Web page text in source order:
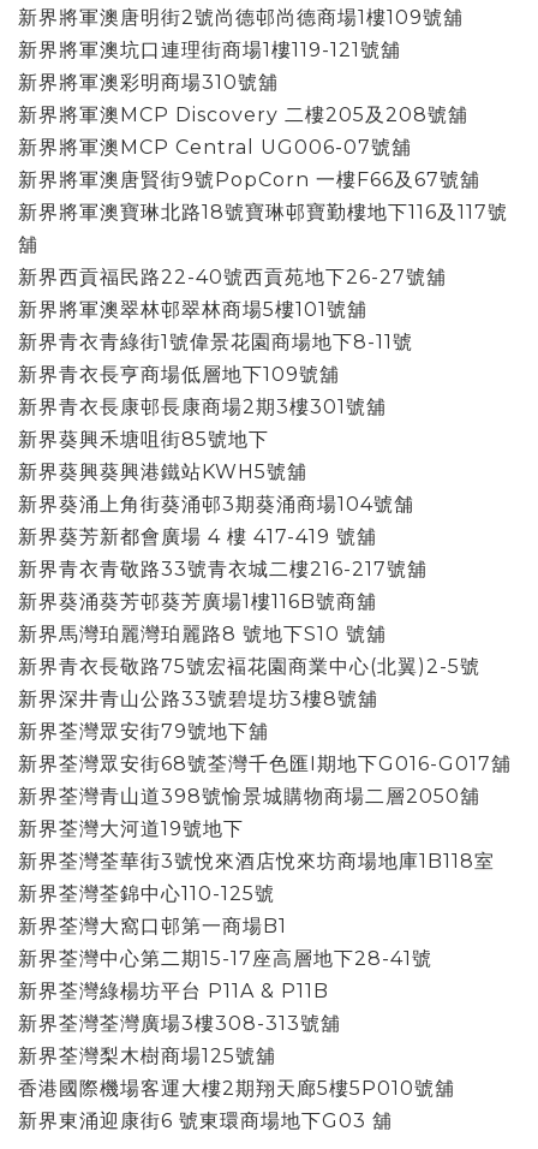
新界將軍澳唐明街2號尚德邨尚德商場1樓109號舖
新界將軍澳坑口連理街商場1樓119-121號舖
新界將軍澳彩明商場310號舖
新界將軍澳MCP Discovery 二樓205及208號舖
新界將軍澳MCP Central UG006-07號舖
新界將軍澳唐賢街9號PopCorn 一樓F66及67號舖
新界將軍澳寶琳北路18號寶琳邨寶勤樓地下116及117號
舖
新界西貢福民路22-40號西貢苑地下26-27號舖
新界將軍澳翠林邨翠林商場5樓101號舖
新界青衣青綠街1號偉景花園商場地下8-11號
新界青衣長亨商場低層地下109號舖
新界青衣長康邨長康商場2期3樓301號舖
新界葵興禾塘咀街85號地下
新界葵興葵興港鐵站KWH5號舖
新界葵涌上角街葵涌邨3期葵涌商場104號舗
新界葵芳新都會廣場 4 樓 417-419 號舖
新界青衣青敬路33號青衣城二樓216-217號舖
新界葵涌葵芳邨葵芳廣場1樓116B號商舖
新界馬灣珀麗灣珀麗路8 號地下S10 號舖
新界青衣長敬路75號宏褔花園商業中心(北翼)2-5號
新界深井青山公路33號碧堤坊3樓8號舖
新界荃灣眾安街79號地下舖
新界荃灣眾安街68號荃灣千色匯I期地下G016-G017舖
新界荃灣青山道398號愉景城購物商場二層2050舖
新界荃灣大河道19號地下
新界荃灣荃華街3號悅來酒店悅來坊商場地庫1B118室
新界荃灣荃錦中心110-125號
新界荃灣大窩口邨第一商場B1
新界荃灣中心第二期15-17座高層地下28-41號
新界荃灣綠楊坊平台 P11A & P11B
新界荃灣荃灣廣場3樓308-313號舖
新界荃灣梨木樹商場125號舖
香港國際機場客運大樓2期翔天廊5樓5P010號舖
新界東涌迎康街6 號東環商場地下G03 舖